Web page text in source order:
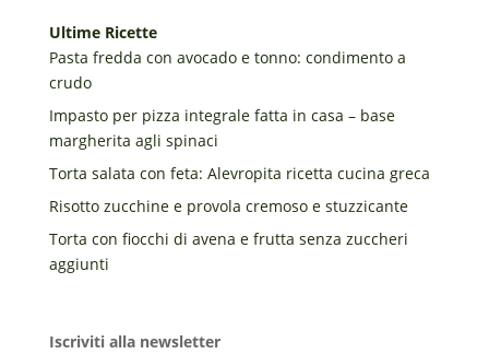
Ultime Ricette
Pasta fredda con avocado e tonno: condimento a
crudo
Impasto per pizza integrale fatta in casa – base
margherita agli spinaci
Torta salata con feta: Alevropita ricetta cucina greca
Risotto zucchine e provola cremoso e stuzzicante
Torta con fiocchi di avena e frutta senza zuccheri
aggiunti
Iscriviti alla newsletter